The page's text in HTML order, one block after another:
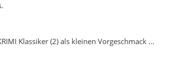
Klassiker (2) als kleinen Vorgeschmack ...